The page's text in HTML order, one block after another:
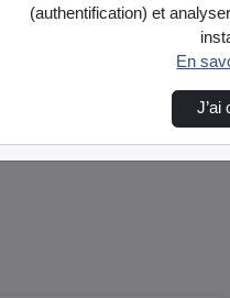
(authentification) et
En
J’ai